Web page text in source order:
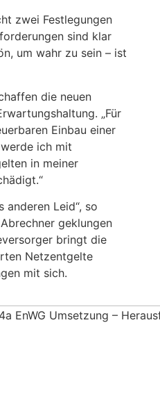
zwei Festlegungen
sind klar
um wahr zu sein – ist
die neuen
„Für
Einbau einer
ich mit
in meiner
anderen Leid“, so
geklungen
bringt die
Netzentgelte
mit sich.